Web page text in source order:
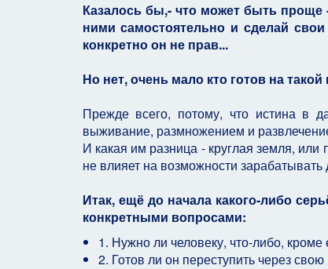
Казалось бы,- что может быть проще
ними самостоятельно и сделай
конкретно он не прав...
Но нет, очень мало кто готов на
Прежде всего, потому, что истина в
выживание, размножением и
И какая им разница - круглая земля, или
не влияет на возможности зарабатывать
Итак, ещё до начала какого-либо
конкретными вопросами:
1. Нужно ли человеку, что-либо,
2. Готов ли он переступить через